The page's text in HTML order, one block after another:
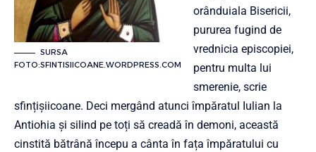
SURSA
FOTO:SFINTISIICOANE.WORDPRESS.COM
orânduiala Bisericii,
pururea fugind de
vrednicia episcopiei,
pentru multa lui
smerenie, scrie
sfințișiicoane. Deci mergând atunci împăratul Iulian la
Antiohia și silind pe toți să creadă în demoni, această
cinstită bătrână începu a cânta în fața împăratului cu